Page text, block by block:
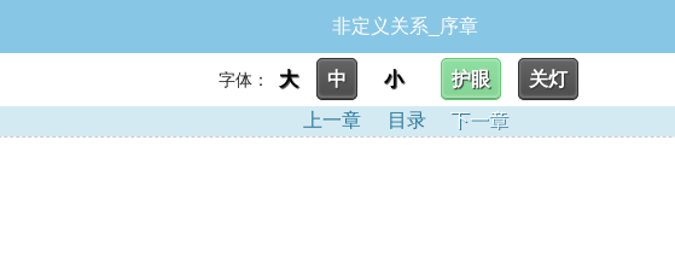
非定义关系_序章
字体： 大 中 小 护眼
关灯
上一章
目录 下一章